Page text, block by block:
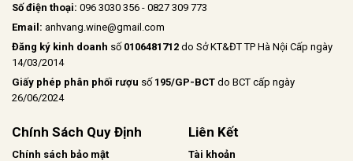
Số điện thoại: 096 3030 356 - 0827 309 773
Email: anhvang.wine@gmail.com
Đăng ký kinh doanh số 0106481712 do Sở KT&ĐT TP Hà Nội Cấp ngày
14/03/2014
Giấy phép phân phối rượu số 195/GP-BCT do BCT cấp ngày
26/06/2024
Chính Sách Quy Định
Chính sách bảo mật
Liên Kết
Tài khoản